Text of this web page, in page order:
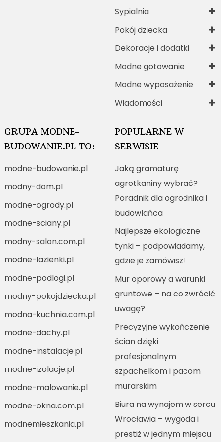
Sypialnia
Pokój dziecka
Dekoracje i dodatki
Modne gotowanie
Modne wyposażenie
Wiadomości
GRUPA MODNE-
BUDOWANIE.PL TO:
modne-budowanie.pl
modny-dom.pl
modne-ogrody.pl
modne-sciany.pl
modny-salon.com.pl
modne-lazienki.pl
modne-podlogi.pl
modny-pokojdziecka.pl
modna-kuchnia.com.pl
modne-dachy.pl
modne-instalacje.pl
modne-izolacje.pl
modne-malowanie.pl
modne-okna.com.pl
modnemieszkania.pl
POPULARNE W
SERWISIE
Jaką gramaturę
agrotkaniny wybrać?
Poradnik dla ogrodnika i
budowlańca
Najlepsze ekologiczne
tynki – podpowiadamy,
gdzie je zamówisz!
Mur oporowy a warunki
gruntowe – na co zwrócić
uwagę?
Precyzyjne wykończenie
ścian dzięki
profesjonalnym
szpachelkom i pacom
murarskim
Biura na wynajem w sercu
Wrocławia – wygoda i
prestiż w jednym miejscu